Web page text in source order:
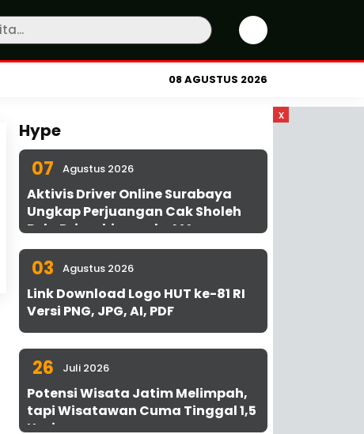
08 AGUSTUS 2026
x
Hype
07 Agustus 2026
Aktivis Driver Online Surabaya
Ungkap Perjuangan Cak Sholeh
Bela Driver hingga ke MA
03 Agustus 2026
Link Download Logo HUT ke-81 RI
Versi PNG, JPG, AI, PDF
26 Juli 2026
Potensi Wisata Jatim Melimpah,
tapi Wisatawan Cuma Tinggal 1,5
Hari